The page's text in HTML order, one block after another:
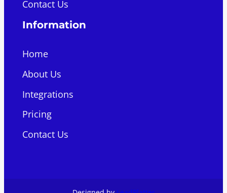
Contact Us
Information
Home
About Us
Integrations
Pricing
Contact Us